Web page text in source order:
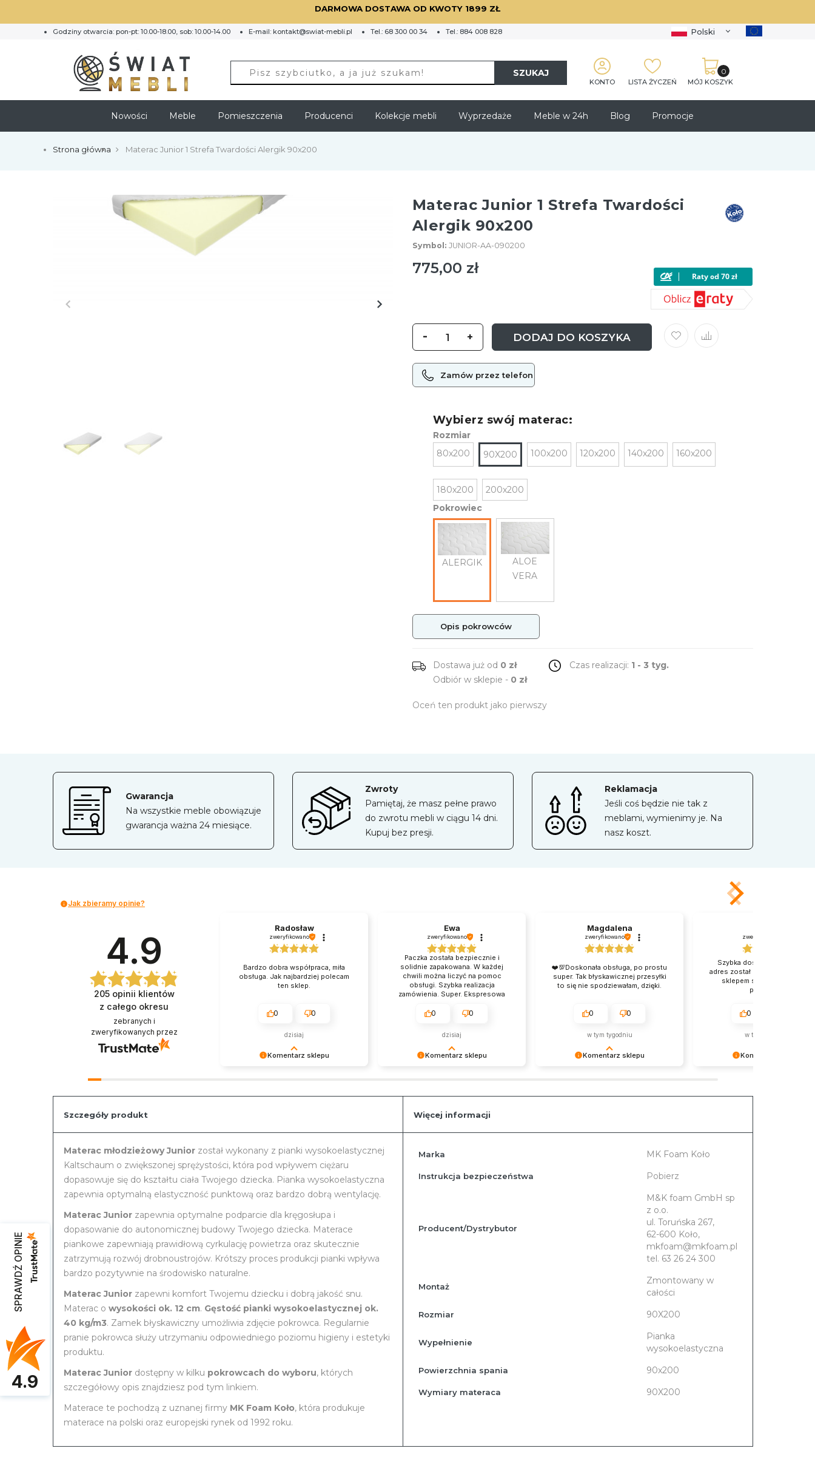
DARMOWA DOSTAWA OD KWOTY 1899 ZŁ
Godziny otwarcia: pon-pt: 10.00-18.00, sob: 10.00-14.00 E-mail: kontakt@swiat-mebli.pl Tel.: 68 300 00 34 Tel.: 884 008 828 Polski
SZUKAJ
KONTO LISTA ŻYCZEŃ MÓJ KOSZYK
Nowości Meble Pomieszczenia Producenci Kolekcje mebli Wyprzedaże Meble w 24h Blog Promocje
Strona główna Materac Junior 1 Strefa Twardości Alergik 90x200
Materac Junior 1 Strefa Twardości
Alergik 90x200
Symbol: JUNIOR-AA-090200
775,00 zł
- + DODAJ DO KOSZYKA
Zamów przez telefon
Wybierz swój materac:
Rozmiar
80x200
90X200 100x200 120x200 140x200 160x200
180x200
200x200
Pokrowiec
ALERGIK
ALOE
VERA
Opis pokrowców
Dostawa już od 0 zł
Odbiór w sklepie - 0 zł
Czas realizacji: 1 - 3 tyg.
Oceń ten produkt jako pierwszy
Gwarancja
Na wszystkie meble obowiązuje
gwarancja ważna 24 miesiące.
Zwroty
Pamiętaj, że masz pełne prawo
do zwrotu mebli w ciągu 14 dni.
Kupuj bez presji.
Reklamacja
Jeśli coś będzie nie tak z
meblami, wymienimy je. Na
nasz koszt.
Jak zbieramy opinie?
4.9
205opinii klientów
z całego okresu
zebranych i
zweryfikowanych przez
Komentarz sklepu
ponownie na zakupy w naszym
Radosław
zweryfikowano
Bardzo dobra współpraca, miła
obsługa. Jak najbardziej polecam
ten sklep.
0 0
dzisiaj
Komentarz sklepu
ponownie na zakupy w naszym
Ewa
zweryfikowano
Paczka została bezpiecznie i
solidnie zapakowana. W każdej
chwili można liczyć na pomoc
obsługi. Szybka realizacja
zamówienia. Super. Ekspresowa
polecam.
0 0
dzisiaj
Komentarz sklepu
ponownie na zakupy w naszym
Magdalena
zweryfikowano
❤️💯Doskonała obsługa, po prostu
super. Tak błyskawicznej przesyłki
to się nie spodziewałam, dzięki.
0 0
w tym tygodniu
Komentarz sklepu
ponownie na zakupy w naszym
zweryfikowano
Szybka dostarczono mimo,
adres został zmieniony.
sklepem super. Pani bardzo
pomocna .
0
w tym tygodniu
Szczegóły produkt
Materac młodzieżowy Junior został wykonany z pianki wysokoelastycznej
Kaltschaum o zwiększonej sprężystości, która pod wpływem ciężaru
dopasowuje się do kształtu ciała Twojego dziecka. Pianka wysokoelastyczna
zapewnia optymalną elastyczność punktową oraz bardzo dobrą wentylację.
Materac Junior zapewnia optymalne podparcie dla kręgosłupa i
dopasowanie do autonomicznej budowy Twojego dziecka. Materace
piankowe zapewniają prawidłową cyrkulację powietrza oraz skutecznie
zatrzymują rozwój drobnoustrojów. Krótszy proces produkcji pianki wpływa
bardzo pozytywnie na środowisko naturalne.
Materac Junior zapewni komfort Twojemu dziecku i dobrą jakość snu.
Materac o wysokości ok. 12 cm. Gęstość pianki wysokoelastycznej ok.
40 kg/m3. Zamek błyskawiczny umożliwia zdjęcie pokrowca. Regularnie
pranie pokrowca służy utrzymaniu odpowiedniego poziomu higieny i estetyki
produktu.
Materac Junior dostępny w kilku pokrowcach do wyboru, których
szczegółowy opis znajdziesz pod tym linkiem.
Materace te pochodzą z uznanej firmy MK Foam Koło, która produkuje
materace na polski oraz europejski rynek od 1992 roku.
Więcej informacji
Więcej
Marka MK Foam Koło
Instrukcja bezpieczeństwa Pobierz
Producent/Dystrybutor
M&K foam GmbH sp
z o.o.
ul. Toruńska 267,
62-600 Koło,
mkfoam@mkfoam.pl
tel. 63 26 24 300
Montaż
Zmontowany w
całości
Rozmiar 90X200
Wypełnienie
Pianka
wysokoelastyczna
Powierzchnia spania 90x200
Wymiary materaca 90X200
SPRAWDŹ OPINIE
4.9